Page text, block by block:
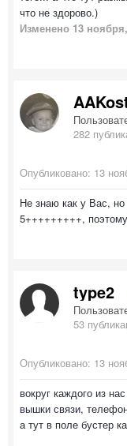
что не здорово.)
Изменено 13
282
Опубликовано: 13
Не знаю как у Вас,
5+++++++++,
type2
53
Опубликовано: 13
вокруг каждого из
вышки связи,
а тут в поле бустер